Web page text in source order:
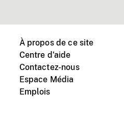
À propos de ce site
Centre d'aide
Contactez-nous
Espace Média
Emplois